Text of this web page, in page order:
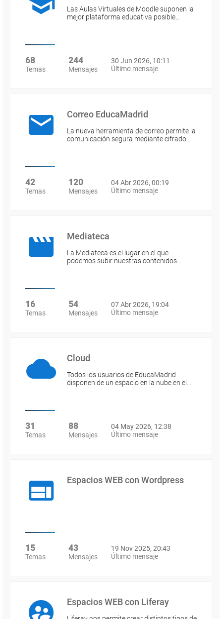
Las Aulas Virtuales de Moodle suponen la
mejor plataforma educativa posible…
68
Temas
244
Mensajes
30 Jun 2026, 10:11
Último mensaje
Correo EducaMadrid
La nueva herramienta de correo permite la
comunicación segura mediante cifrado…
42
Temas
120
Mensajes
04 Abr 2026, 00:19
Último mensaje
Mediateca
La Mediateca es el lugar en el que
podemos subir nuestras contenidos…
16
Temas
54
Mensajes
07 Abr 2026, 19:04
Último mensaje
Cloud
Todos los usuarios de EducaMadrid
disponen de un espacio en la nube en el…
31
Temas
88
Mensajes
04 May 2026, 12:38
Último mensaje
Espacios WEB con Wordpress
15
Temas
43
Mensajes
19 Nov 2025, 20:43
Último mensaje
Espacios WEB con Liferay